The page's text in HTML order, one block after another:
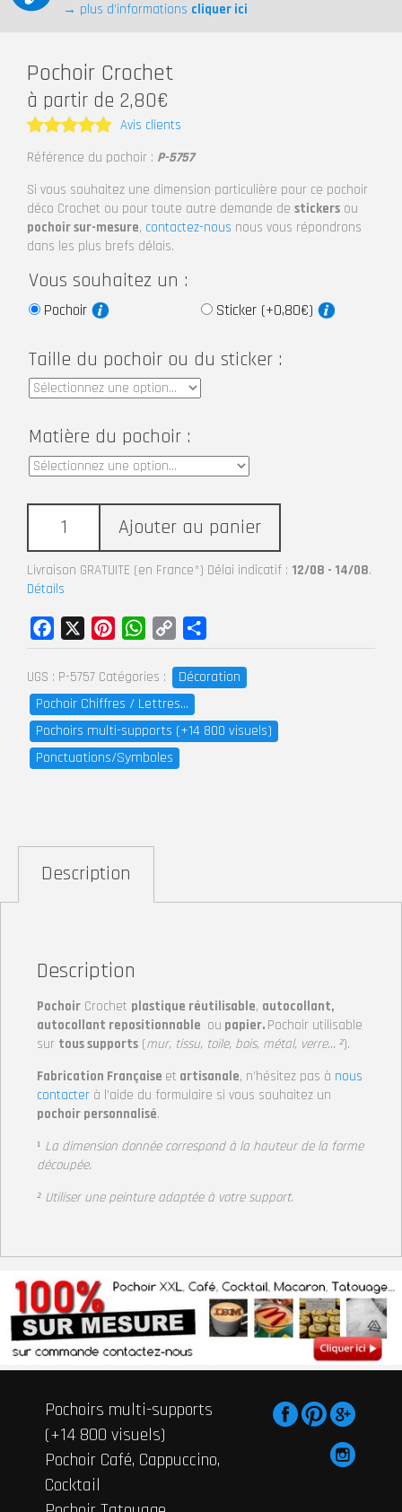
→ plus d’informations cliquer ici
Pochoir Crochet
à partir de 2,80€
Note5
Avis clients
Référence du pochoir : P-5757
Si vous souhaitez une dimension particulière pour ce pochoir
déco Crochet ou pour toute autre demande de stickers ou
pochoir sur-mesure, contactez-nous nous vous répondrons
dans les plus brefs délais.
Vous souhaitez un :
Pochoir Sticker (+0,80€)
Taille du pochoir ou du sticker :
Matière du pochoir :
Ajouter au panier
Livraison GRATUITE (en France*) Délai indicatif : 12/08 - 14/08.
Détails
UGS : P-5757 Catégories :
Décoration
Pochoir Chiffres / Lettres...
Pochoirs multi-supports (+14 800 visuels)
Ponctuations/Symboles
Facebook PinterestWhatsApp
Copy
Link
Description
Description
Pochoir Crochet plastique réutilisable, autocollant,
autocollant repositionnable ou papier. Pochoir utilisable
sur tous supports (mur, tissu, toile, bois, métal, verre… ²).
Fabrication Française et artisanale, n’hésitez pas à nous
contacter à l’aide du formulaire si vous souhaitez un
pochoir personnalisé.
¹ La dimension donnée correspond à la hauteur de la forme
découpée.
² Utiliser une peinture adaptée à votre support.
Pochoirs multi-supports
(+14 800 visuels)
Pochoir Café, Cappuccino,
Cocktail